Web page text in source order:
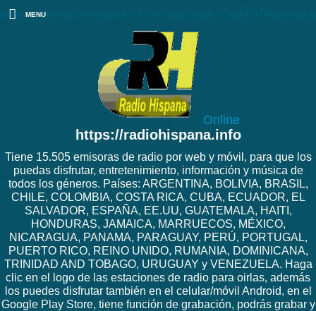
https://www.radiohispana.info/assets/images/
Online
https://radiohispana.info
Tiene 15.505 emisoras de radio por web y móvil, para que los
puedas disfrutar, entretenimiento, información y música de
todos los géneros. Países: ARGENTINA, BOLIVIA, BRASIL,
CHILE, COLOMBIA, COSTA RICA, CUBA, ECUADOR, EL
SALVADOR, ESPAÑA, EE.UU, GUATEMALA, HAITI,
HONDURAS, JAMAICA, MARRUECOS, MÉXICO,
NICARAGUA, PANAMA, PARAGUAY, PERÚ, PORTUGAL,
PUERTO RICO, REINO UNIDO, RUMANIA, DOMINICANA,
TRINIDAD AND TOBAGO, URUGUAY y VENEZUELA. Haga
clic en el logo de las estaciones de radio para oirlas, además
los puedes disfrutar también en el celular/móvil Android, en el
Google Play Store, tiene función de grabación, podrás grabar y
MENU